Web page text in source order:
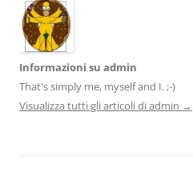
Informazioni su admin
That's simply me, myself and I. ;-)
Visualizza tutti gli articoli di admin →